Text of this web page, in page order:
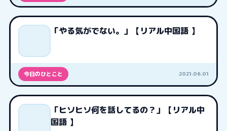
「やる気がでない。」【リアル中国語 】
今日のひとこと 2021.06.01
「ヒソヒソ何を話してるの？」【リアル中
国語 】